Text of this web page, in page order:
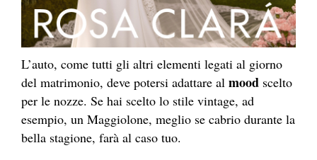
L’auto, come tutti gli altri elementi legati al giorno
del matrimonio, deve potersi adattare al mood scelto
per le nozze. Se hai scelto lo stile vintage, ad
esempio, un Maggiolone, meglio se cabrio durante la
bella stagione, farà al caso tuo.